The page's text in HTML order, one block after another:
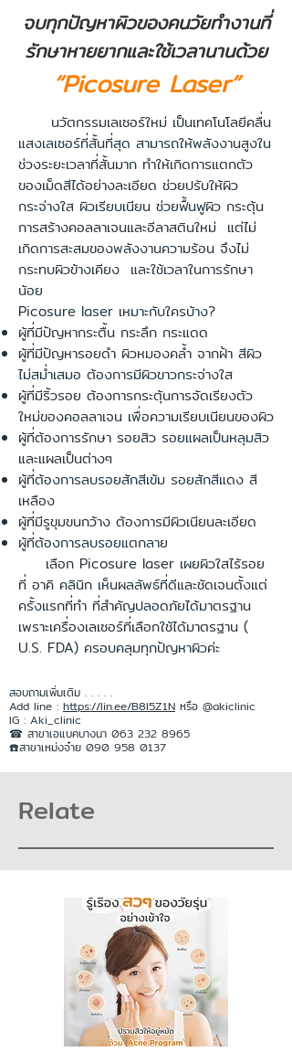
จบทุกปัญหาผิวของคนวัยทำงานที่
รักษาหายยากและใช้เวลานานด้วย
“Picosure Laser”
นวัตกรรมเลเซอร์ใหม่ เป็นเทคโนโลยีคลื่น
แสงเลเซอร์ที่สั้นที่สุด สามารถให้พลังงานสูงใน
ช่วงระยะเวลาที่สั้นมาก ทำให้เกิดการแตกตัว
ของเม็ดสีได้อย่างละเอียด ช่วยปรับให้ผิว
กระจ่างใส ผิวเรียบเนียน ช่วยฟื้นฟูผิว กระตุ้น
การสร้างคอลลาเจนและอีลาสตินใหม่ แต่ไม่
เกิดการสะสมของพลังงานความร้อน จึงไม่
กระทบผิวข้างเคียง และใช้เวลาในการรักษา
น้อย
Picosure laser เหมาะกับใครบ้าง?
ผู้ที่มีปัญหากระตื้น กระลึก กระแดด
ผู้ที่มีปัญหารอยดำ ผิวหมองคล้ำ จากฝ้า สีผิว
ไม่สม่ำเสมอ ต้องการมีผิวขาวกระจ่างใส
ผู้ที่มีริ้วรอย ต้องการกระตุ้นการจัดเรียงตัว
ใหม่ของคอลลาเจน เพื่อความเรียบเนียนของผิว
ผู้ที่ต้องการรักษา รอยสิว รอยแผลเป็นหลุมสิว
และแผลเป็นต่างๆ
ผู้ที่ต้องการลบรอยสักสีเข้ม รอยสักสีแดง สี
เหลือง
ผู้ที่มีรูขุมขนกว้าง ต้องการมีผิวเนียนละเอียด
ผู้ที่ต้องการลบรอยแตกลาย
เลือก Picosure laser เผยผิวใสไร้รอย
ที่ อาคิ คลินิก เห็นผลลัพธ์ที่ดีและชัดเจนตั้งแต่
ครั้งแรกที่ทำ ที่สำคัญปลอดภัยได้มาตรฐาน
เพราะเครื่องเลเซอร์ที่เลือกใช้ได้มาตรฐาน (
U.S. FDA) ครอบคลุมทุกปัญหาผิวค่ะ
สอบถามเพิ่มเติม . . . . .
Add line : https://lin.ee/B8l5Z1N หรือ @akiclinic
IG : Aki_clinic
☎ สาขาเอแบคบางนา 063 232 8965
☎️สาขาเหม่งจ๋าย 090 958 0137
Relate